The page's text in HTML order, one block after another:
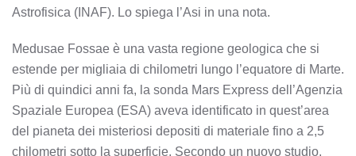
Astrofisica (INAF). Lo spiega l’Asi in una nota.
Medusae Fossae è una vasta regione geologica che si
estende per migliaia di chilometri lungo l’equatore di Marte.
Più di quindici anni fa, la sonda Mars Express dell’Agenzia
Spaziale Europea (ESA) aveva identificato in quest’area
del pianeta dei misteriosi depositi di materiale fino a 2,5
chilometri sotto la superficie. Secondo un nuovo studio,